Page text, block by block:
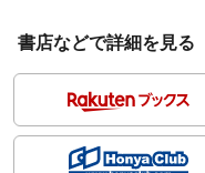
書店などで詳細を見る